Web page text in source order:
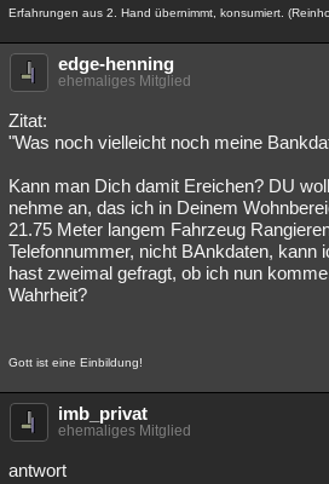
Erfahrungen aus 2. Hand übernimmt, konsumiert.
edge-henning
ehemaliges Mitglied
Zitat:
"Was noch vielleicht noch meine
Kann man Dich damit Ereichen? DU
nehme an, das ich in Deinem
21.75 Meter langem Fahrzeug
Telefonnummer, nicht BAnkdaten, kann
hast zweimal gefragt, ob ich nun
Wahrheit?
Gott ist eine Einbildung!
imb_privat
ehemaliges Mitglied
antwort